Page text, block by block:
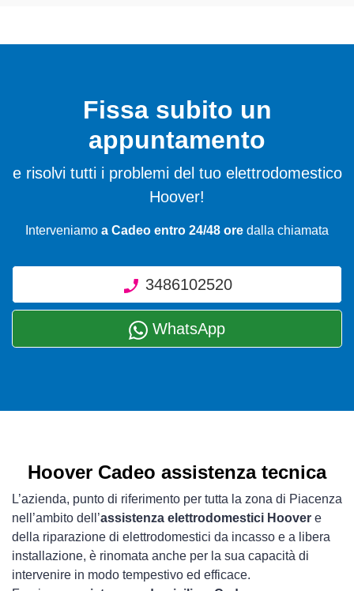
Fissa subito un
appuntamento
e risolvi tutti i problemi del tuo elettrodomestico
Hoover!
Interveniamo a Cadeo entro 24/48 ore dalla chiamata
3486102520
WhatsApp
Hoover Cadeo assistenza tecnica
L’azienda, punto di riferimento per tutta la zona di Piacenza
nell’ambito dell’assistenza elettrodomestici Hoover e
della riparazione di elettrodomestici da incasso e a libera
installazione, è rinomata anche per la sua capacità di
intervenire in modo tempestivo ed efficace.